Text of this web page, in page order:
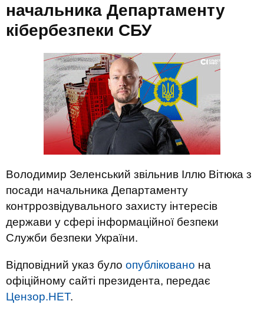
начальника Департаменту
кібербезпеки СБУ
Володимир Зеленський звільнив Іллю Вітюка з
посади начальника Департаменту
контррозвідувального захисту інтересів
держави у сфері інформаційної безпеки
Служби безпеки України.
Відповідний указ було опубліковано на
офіційному сайті президента, передає
Цензор.НЕТ.